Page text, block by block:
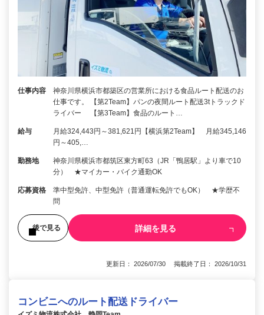
仕事内容
神奈川県横浜市都築区の営業所における食品ルート配送のお
仕事です。 【第2Team】パンの夜間ルート配送3tトラックド
ライバー 【第3Team】食品のルート…
給与
月給324,443円～381,621円【横浜第2Team】 月給345,146
円～405,…
勤務地
神奈川県横浜市都筑区東方町63（JR「鴨居駅」より車で10
分） ★マイカー・バイク通勤OK
応募資格
準中型免許、中型免許（普通運転免許でもOK） ★学歴不
問
後で見る 詳細を見る
更新日： 2026/07/30 掲載終了日： 2026/10/31
コンビニへのルート配送ドライバー